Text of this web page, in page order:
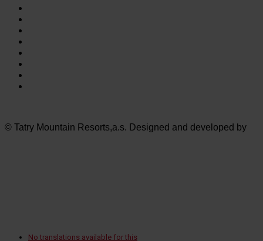
© Tatry Mountain Resorts,a.s. Designed and developed by
No translations available for this